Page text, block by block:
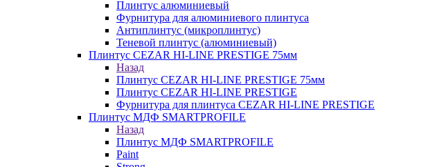
Плинтус алюминиевый
Фурнитура для алюминиевого плинтуса
Антиплинтус (микроплинтус)
Теневой плинтус (алюминиевый)
Плинтус CEZAR HI-LINE PRESTIGE 75мм
Назад
Плинтус CEZAR HI-LINE PRESTIGE 75мм
Плинтус CEZAR HI-LINE PRESTIGE
Фурнитура для плинтуса CEZAR HI-LINE PRESTIGE
Плинтус МДФ SMARTPROFILE
Назад
Плинтус МДФ SMARTPROFILE
Paint